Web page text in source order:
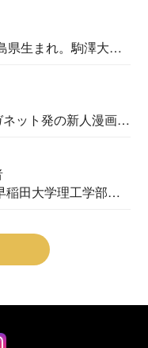
県生まれ。駒澤大学
ット発の新人漫画
稲田大学理工学部物